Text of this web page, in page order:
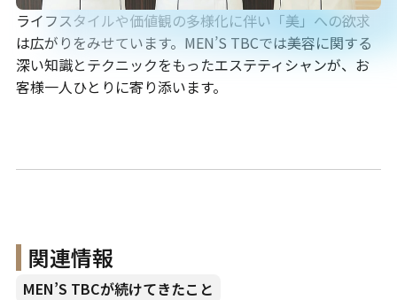
ライフスタイルや価値観の多様化に伴い「美」への欲求
は広がりをみせています。MEN’S TBCでは美容に関する
深い知識とテクニックをもったエステティシャンが、お
客様一人ひとりに寄り添います。
関連情報
MEN’S TBCが続けてきたこと